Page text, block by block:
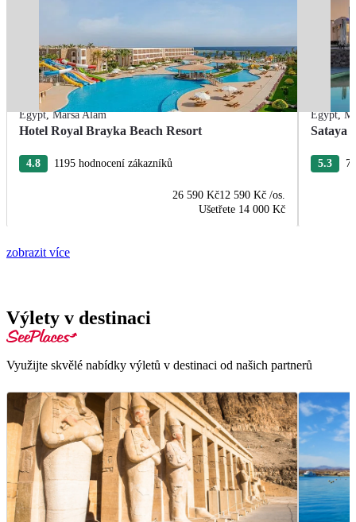
Egypt,Marsa Alam
Hotel Royal Brayka Beach Resort
4.8 1195 hodnocení zákazníků
26 590 Kč12 590 Kč /os.
Ušetřete 14 000 Kč
Egypt,
Sataya
5.3
zobrazit více
Výlety v destinaci
Využijte skvělé nabídky výletů v destinaci od našich partnerů